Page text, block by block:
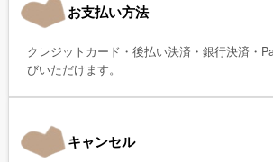
お支払い方法
クレジットカード・後払い決済・銀行決済・
びいただけます。
キャンセル